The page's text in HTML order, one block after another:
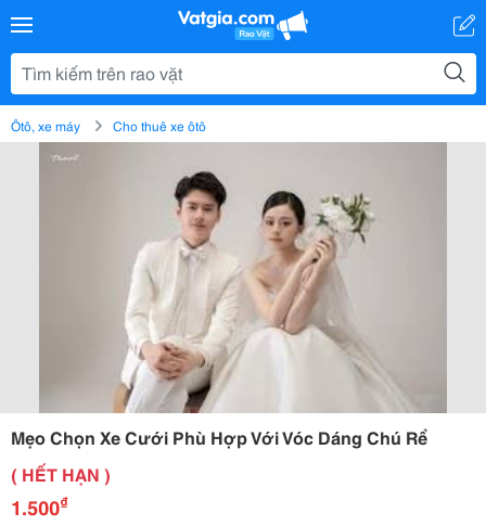
Ôtô, xe máy Cho thuê xe ôtô
Mẹo Chọn Xe Cưới Phù Hợp Với Vóc Dáng Chú Rể
( HẾT HẠN )
1.500₫